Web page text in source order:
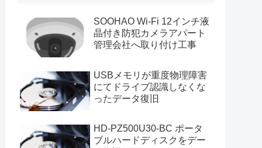
SOOHAO Wi-Fi 12インチ液
晶付き防犯カメラアパート
管理会社へ取り付け工事
USBメモリが重度物理障害
にてドライブ認識しなくな
ったデータ復旧
HD-PZ500U30-BC ポータ
ブルハードディスクをデー